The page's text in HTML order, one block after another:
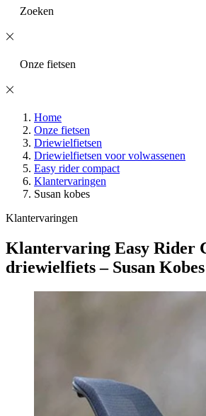
Zoeken
Onze fietsen
Home
Onze fietsen
Driewielfietsen
Driewielfietsen voor volwassenen
Easy rider compact
Klantervaringen
Susan kobes
Klantervaringen
Klantervaring Easy Rider
driewielfiets – Susan Kobes